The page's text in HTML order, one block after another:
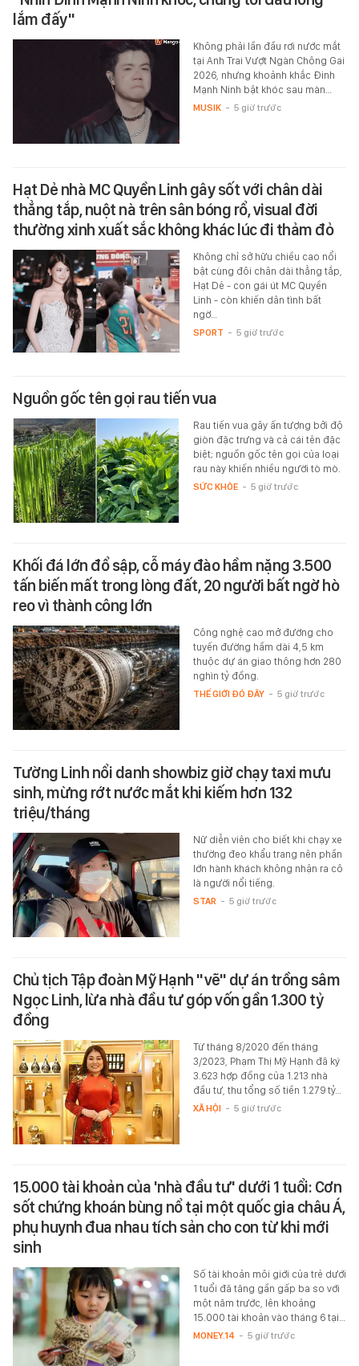
lắm đấy"
Không phải lần đầu rơi nước mắt
tại Anh Trai Vượt Ngàn Chông Gai
2026, nhưng khoảnh khắc Đinh
Mạnh Ninh bật khóc sau màn…
MUSIK - 5 giờ trước
Hạt Dẻ nhà MC Quyền Linh gây sốt với chân dài
thẳng tắp, nuột nà trên sân bóng rổ, visual đời
thường xinh xuất sắc không khác lúc đi thảm đỏ
Không chỉ sở hữu chiều cao nổi
bật cùng đôi chân dài thẳng tắp,
Hạt Dẻ - con gái út MC Quyền
Linh - còn khiến dân tình bất
ngờ…
SPORT - 5 giờ trước
Nguồn gốc tên gọi rau tiến vua
Rau tiến vua gây ấn tượng bởi độ
giòn đặc trưng và cả cái tên đặc
biệt; nguồn gốc tên gọi của loại
rau này khiến nhiều người tò mò.
SỨC KHỎE - 5 giờ trước
Khối đá lớn đổ sập, cỗ máy đào hầm nặng 3.500
tấn biến mất trong lòng đất, 20 người bất ngờ hò
reo vì thành công lớn
Công nghệ cao mở đường cho
tuyến đường hầm dài 4,5 km
thuộc dự án giao thông hơn 280
nghìn tỷ đồng.
THẾ GIỚI ĐÓ ĐÂY - 5 giờ trước
Tường Linh nổi danh showbiz giờ chạy taxi mưu
sinh, mừng rớt nước mắt khi kiếm hơn 132
triệu/tháng
Nữ diễn viên cho biết khi chạy xe
thường đeo khẩu trang nên phần
lớn hành khách không nhận ra cô
là người nổi tiếng.
STAR - 5 giờ trước
Chủ tịch Tập đoàn Mỹ Hạnh "vẽ" dự án trồng sâm
Ngọc Linh, lừa nhà đầu tư góp vốn gần 1.300 tỷ
đồng
Từ tháng 8/2020 đến tháng
3/2023, Phạm Thị Mỹ Hạnh đã ký
3.623 hợp đồng của 1.213 nhà
đầu tư, thu tổng số tiền 1.279 tỷ…
XÃ HỘI - 5 giờ trước
15.000 tài khoản của 'nhà đầu tư' dưới 1 tuổi: Cơn
sốt chứng khoán bùng nổ tại một quốc gia châu Á,
phụ huynh đua nhau tích sản cho con từ khi mới
sinh
Số tài khoản môi giới của trẻ dưới
1 tuổi đã tăng gần gấp ba so với
một năm trước, lên khoảng
15.000 tài khoản vào tháng 6 tại…
MONEY.14 - 5 giờ trước